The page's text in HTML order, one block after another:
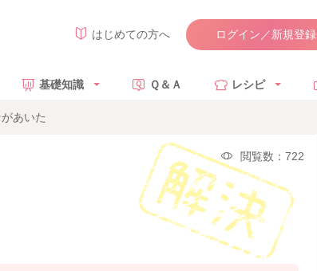
はじめての方へ ログイン／新規登録
基礎知識 Ｑ＆Ａ レシピ
あいた
閲覧数：722